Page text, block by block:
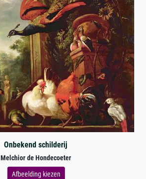
Onbekend schilderij
Melchior de Hondecoeter
Afbeelding kiezen